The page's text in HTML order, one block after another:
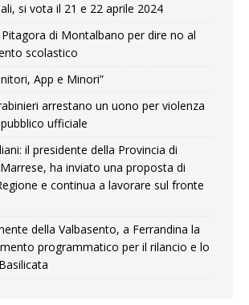
si vota il 21 e 22 aprile 2024
di Montalbano per dire no al
scolastico
App e Minori”
arrestano un uono per violenza
ufficiale
il presidente della Provincia di
ha inviato una proposta di
e continua a lavorare sul fronte
della Valbasento, a Ferrandina la
programmatico per il rilancio e lo